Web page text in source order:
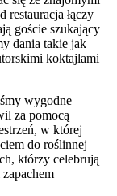
restauracja łączy
goście szukający
dania takie jak
koktajlami
wygodne
za pomocą
w której
do roślinnej
którzy celebrują